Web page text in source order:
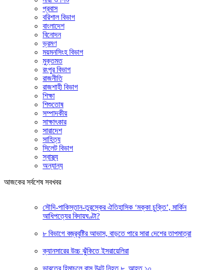
প্রবাস
বরিশাল বিভাগ
বাংলাদেশ
বিনোদন
ভ্রমণ
ময়মনসিংহ বিভাগ
মুক্তমত
রংপুর বিভাগ
রাজনীতি
রাজশাহী বিভাগ
শিক্ষা
শিশুতোষ
সম্পাদকীয়
সাক্ষাৎকার
সারাদেশ
সাহিত্য
সিলেট বিভাগ
স্বাস্থ্য
অন্যান্য
আজকের সর্বশেষ সবখবর
সৌদি-পাকিস্তান-তুরস্কের ঐতিহাসিক ‘মক্কা চুক্তি’, মার্কিন
আধিপত্যের বিদায়ঘণ্টা?
৮ বিভাগে বজ্রবৃষ্টির আভাস, বাড়তে পারে সারা দেশের তাপমাত্রা
ক্যানসারের উচ্চ ঝুঁকিতে ইসরায়েলিরা
ভারতের হিমাচলে বাস উল্টে নিহত ৮, আহত ১০